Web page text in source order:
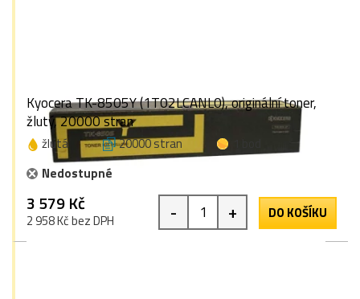
Kyocera TK-8505Y (1T02LCANL0), originální toner,
žlutý, 20000 stran
žlutá 20000 stran
Nedostupné
3 579 Kč
2 958 Kč bez DPH - + DO KOŠÍKU